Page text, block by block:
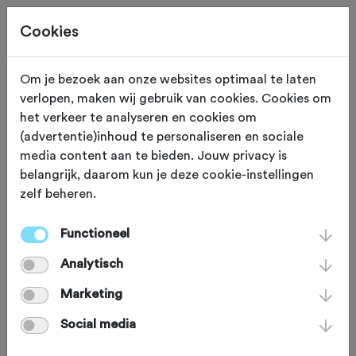
RUST Velden am Wörthersee
Pension Hoogerland
Nadat Johnny Hoogerland besloot zijn
professionele wielercarrière te
beëindigen is hij samen met zijn gezin
een ruim ontbijtpension gestart in
Velden am Wörthersee. Pension
Cookies
Om je bezoek aan onze websites optimaal te laten
verlopen, maken wij gebruik van cookies. Cookies om
het verkeer te analyseren en cookies om
(advertentie)inhoud te personaliseren en sociale
media content aan te bieden. Jouw privacy is
belangrijk, daarom kun je deze cookie-instellingen
zelf beheren.
Functioneel
Analytisch
Marketing
Social media